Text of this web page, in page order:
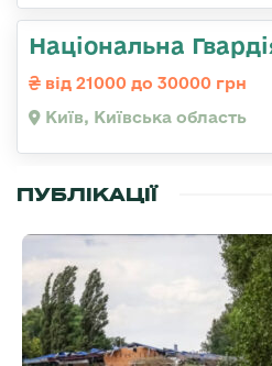
Національна
від 21000 до 30000 грн
Київ, Київська область
ПУБЛІКАЦІЇ